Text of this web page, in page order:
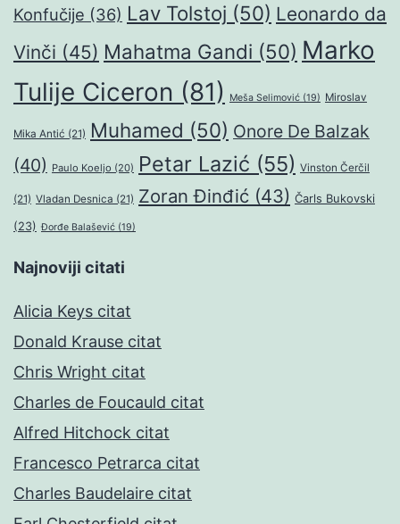
Konfučije (36) Lav Tolstoj (50) Leonardo da
Vinči (45) Mahatma Gandi (50) Marko
Tulije Ciceron (81) Meša Selimović (19) Miroslav
Mika Antić (21) Muhamed (50) Onore De Balzak
(40) Paulo Koeljo (20) Petar Lazić (55) Vinston Čerčil
(21) Vladan Desnica (21) Zoran Đinđić (43) Čarls Bukovski
(23) Đorđe Balašević (19)
Najnoviji citati
Alicia Keys citat
Donald Krause citat
Chris Wright citat
Charles de Foucauld citat
Alfred Hitchock citat
Francesco Petrarca citat
Charles Baudelaire citat